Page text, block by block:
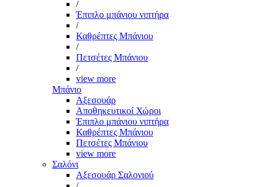
/
Έπιπλο μπάνιου νιπτήρα
/
Καθρέπτες Μπάνιου
/
Πετσέτες Μπάνιου
/
view more
Μπάνιο
Αξεσουάρ
Αποθηκευτικοί Χώροι
Έπιπλο μπάνιου νιπτήρα
Καθρέπτες Μπάνιου
Πετσέτες Μπάνιου
view more
Σαλόνι
Αξεσουάρ Σαλονιού